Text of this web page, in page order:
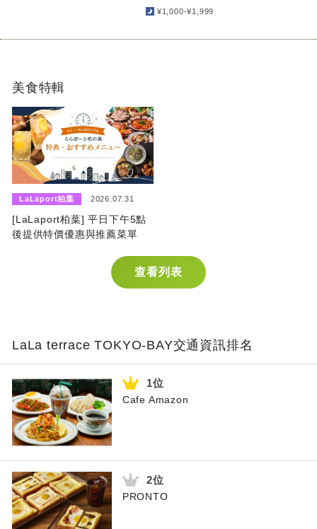
¥1,000-¥1,999
美食特輯
LaLaport柏葉 2026.07.31
[LaLaport柏葉] 平日下午5點
後提供特價優惠與推薦菜單
查看列表
LaLa terrace TOKYO-BAY交通資訊排名
Cafe Amazon
PRONTO